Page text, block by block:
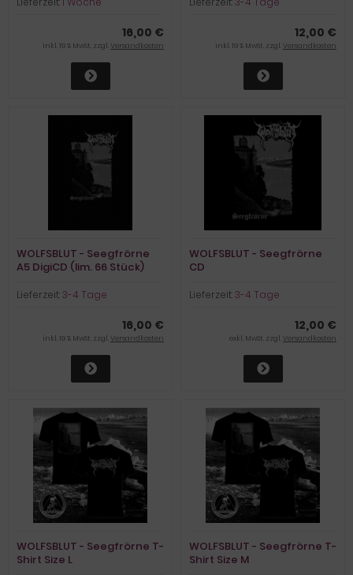
16,00 €
inkl. 19 % MwSt. zzgl.Versandkosten
12,00 €
inkl. 19 % MwSt. zzgl.Versandkosten
WOLFSBLUT - Seegfrörne
A5 DigiCD (lim. 66 Stück)
Lieferzeit:3-4 Tage
16,00 €
inkl. 19 % MwSt. zzgl.Versandkosten
WOLFSBLUT - Seegfrörne
CD
Lieferzeit:3-4 Tage
12,00 €
exkl. MwSt. zzgl.Versandkosten
WOLFSBLUT - Seegfrörne T-
Shirt Size L
WOLFSBLUT - Seegfrörne T-
Shirt Size M